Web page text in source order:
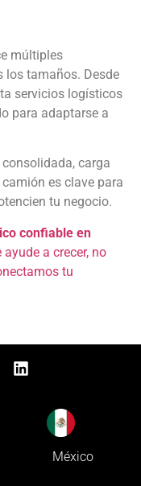
múltiples
los tamaños. Desde
servicios logísticos
para adaptarse a
carga
es clave para
tu negocio.
confiable en
a crecer, no
tu
México